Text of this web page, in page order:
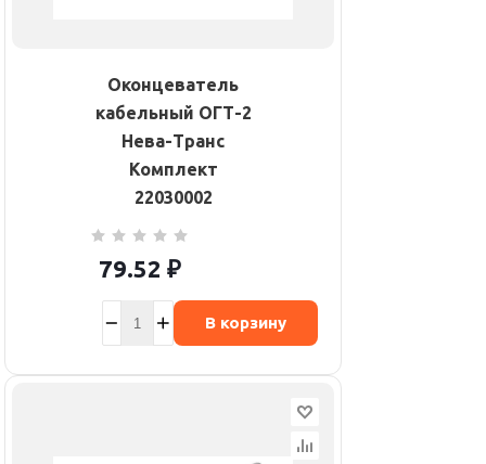
Оконцеватель
кабельный ОГТ-2
Нева-Транс
Комплект
22030002
79.52 ₽
В корзину